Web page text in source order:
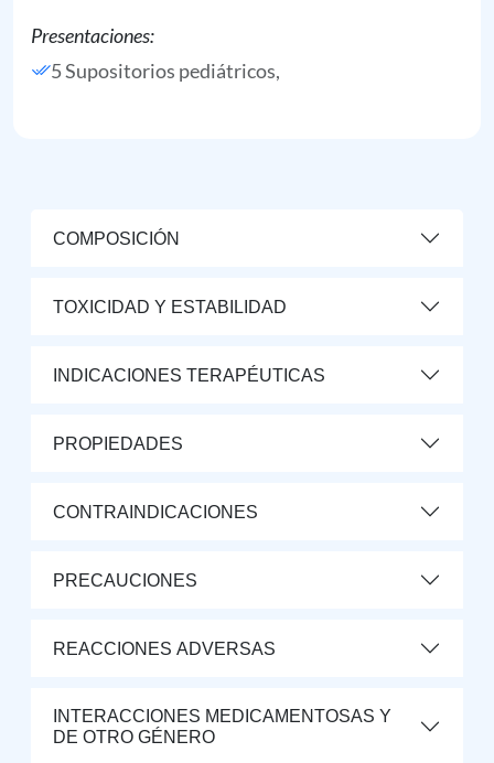
Presentaciones:
5 Supositorios pediátricos,
COMPOSICIÓN
TOXICIDAD Y ESTABILIDAD
INDICACIONES TERAPÉUTICAS
PROPIEDADES
CONTRAINDICACIONES
PRECAUCIONES
REACCIONES ADVERSAS
INTERACCIONES MEDICAMENTOSAS Y
DE OTRO GÉNERO